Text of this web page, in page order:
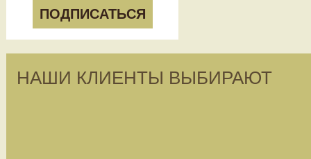
ПОДПИСАТЬСЯ
НАШИ КЛИЕНТЫ ВЫБИРАЮТ